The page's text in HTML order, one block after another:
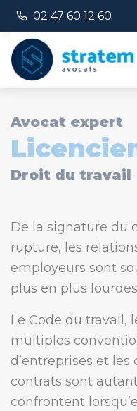
Numéro de
02 47 60 12 60
Avocat expert
Droit du travail
De la signature du
rupture, les
employeurs sont
plus en plus
Le Code du travail,
multiples
d’entreprises et les
contrats sont
confrontent
Panneau de gestion